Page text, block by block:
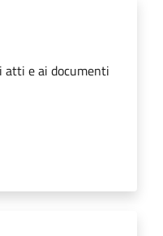
atti e ai documenti